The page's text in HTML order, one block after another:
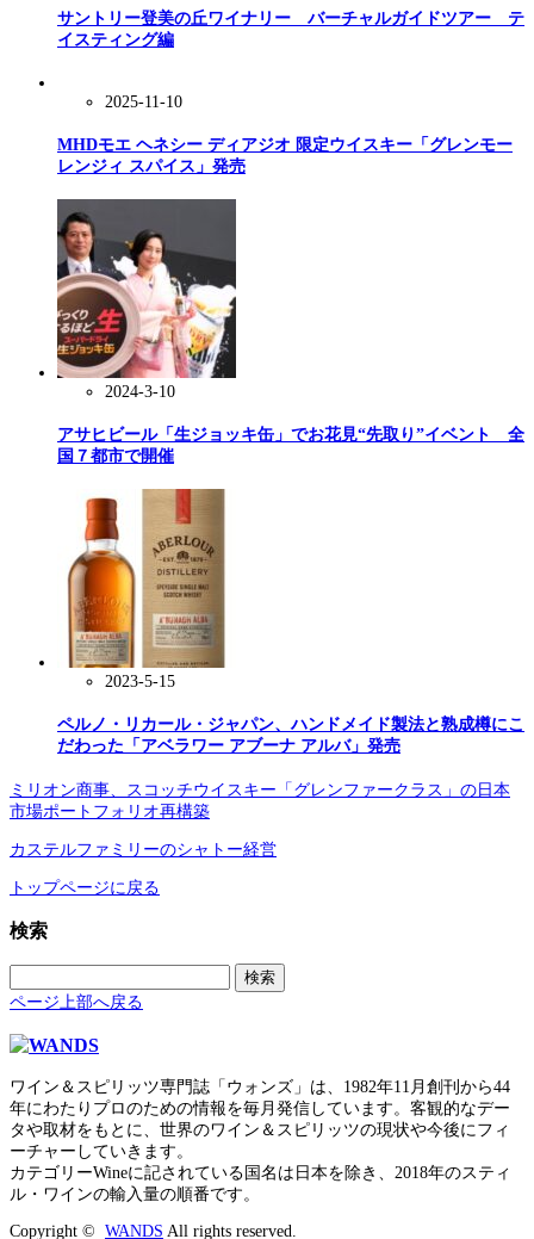
サントリー登美の丘ワイナリー バーチャルガイドツアー テ
イスティング編
2025-11-10
MHDモエ ヘネシー ディアジオ 限定ウイスキー「グレンモー
レンジィ スパイス」発売
2024-3-10
アサヒビール「生ジョッキ缶」でお花見“先取り”イベント 全
国７都市で開催
2023-5-15
ペルノ・リカール・ジャパン、ハンドメイド製法と熟成樽にこ
だわった「アベラワー アブーナ アルバ」発売
ミリオン商事、スコッチウイスキー「グレンファークラス」の日本
市場ポートフォリオ再構築
カステルファミリーのシャトー経営
トップページに戻る
検索
索:
ページ上部へ戻る
ワイン＆スピリッツ専門誌「ウォンズ」は、1982年11月創刊から44
年にわたりプロのための情報を毎月発信しています。客観的なデー
タや取材をもとに、世界のワイン＆スピリッツの現状や今後にフィ
ーチャーしていきます。
カテゴリーWineに記されている国名は日本を除き、2018年のスティ
ル・ワインの輸入量の順番です。
Copyright © WANDS All rights reserved.